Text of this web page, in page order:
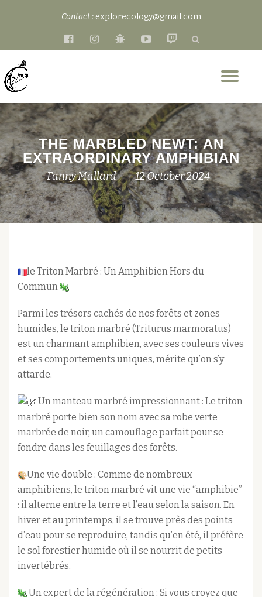
content
Contact : explorecology@gmail.com
fa-
fa-
fa-
fa-
fa-
THE MARBLED NEWT: AN
EXTRAORDINARY AMPHIBIAN
Fanny Mallard 12 October 2024
le Triton Marbré : Un Amphibien Hors du
Commun
Parmi les trésors cachés de nos forêts et zones
humides, le triton marbré (Triturus marmoratus)
est un charmant amphibien, avec ses couleurs vives
et ses comportements uniques, mérite qu’on s’y
attarde.
Un manteau marbré impressionnant : Le triton
marbré porte bien son nom avec sa robe verte
marbrée de noir, un camouflage parfait pour se
fondre dans les feuillages des forêts.
Une vie double : Comme de nombreux
amphibiens, le triton marbré vit une vie “amphibie”
: il alterne entre la terre et l’eau selon la saison. En
hiver et au printemps, il se trouve près des points
d’eau pour se reproduire, tandis qu’en été, il préfère
le sol forestier humide où il se nourrit de petits
invertébrés.
Un expert de la régénération : Si vous croyez que